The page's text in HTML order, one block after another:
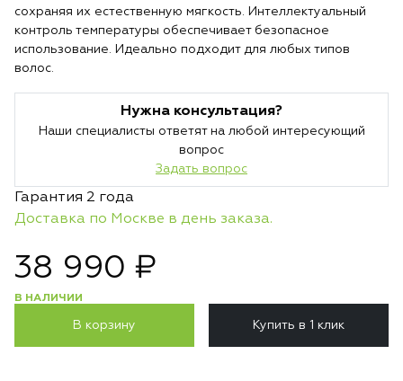
сохраняя их естественную мягкость. Интеллектуальный
контроль температуры обеспечивает безопасное
использование. Идеально подходит для любых типов
волос.
Нужна консультация?
Наши специалисты ответят на любой интересующий
вопрос
Задать вопрос
Гарантия 2 года
Доставка по Москве в день заказа.
38 990 ₽
В НАЛИЧИИ
В корзину Купить в 1 клик